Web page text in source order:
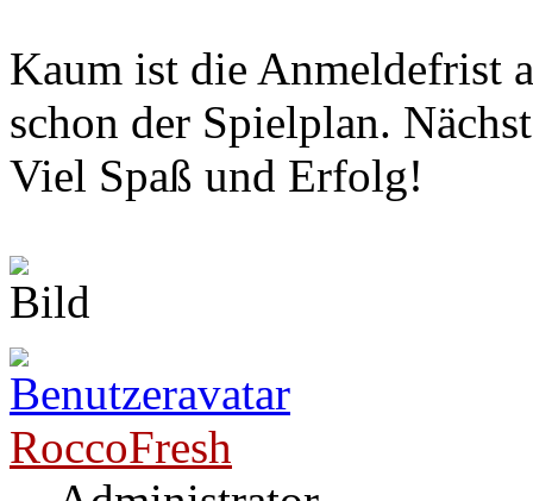
Kaum ist die Anmeldefrist
schon der Spielplan.
Viel Spaß und Erfolg!
RoccoFresh